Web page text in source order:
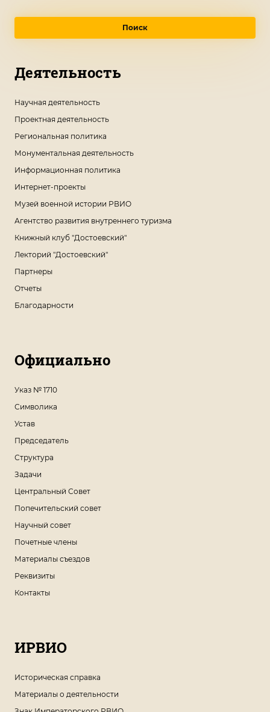
Поиск
Деятельность
Научная деятельность
Проектная деятельность
Региональная политика
Монументальная деятельность
Информационная политика
Интернет-проекты
Музей военной истории РВИО
Агентство развития внутреннего туризма
Книжный клуб "Достоевский"
Лекторий "Достоевский"
Партнеры
Отчеты
Благодарности
Официально
Указ № 1710
Символика
Устав
Председатель
Структура
Задачи
Центральный Совет
Попечительский совет
Научный совет
Почетные члены
Материалы съездов
Реквизиты
Контакты
ИРВИО
Историческая справка
Материалы о деятельности